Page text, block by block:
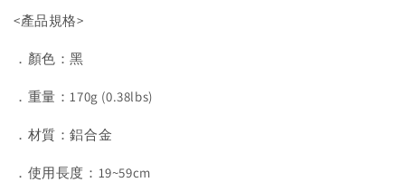
<產品規格>
．顏色：黑
．重量：170g (0.38lbs)
．材質：鋁合金
．使用長度：19~59cm